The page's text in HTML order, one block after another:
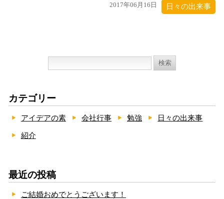
2017年06月16日 日々の出来事
検
カテゴリー
アイデアの素 会社行事 勉強 日々の出来事
紹介
最近の投稿
ご結婚おめでとうございます！